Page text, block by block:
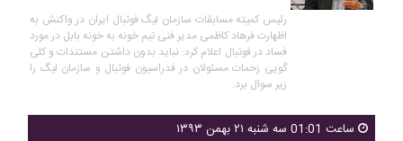
رئیس کمیته مسابقات سازمان لیگ فوتبال ایران در واکنش به
اظهارت فرهاد کاظمی مدیر فنی تیم خونه به خونه بابل در مورد
فساد در فوتبال اعلام کرد: نباید بدون داشتن مستندات و کلی
گویی زحمات مسئولان در فدراسیون فوتبال و سازمان لیگ را
زیر سوال برد.
ساعت 01:01 سه شنبه ۲۱ بهمن ۱۳۹۳